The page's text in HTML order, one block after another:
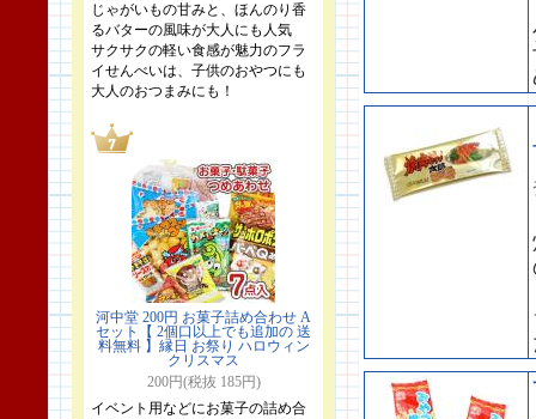
じゃがいもの甘みと、ほんのり香
るバターの風味が大人にも人気
サクサクの軽い食感が魅力のフラ
イせんべいは、子供のおやつにも
大人のおつまみにも！
河中堂 200円 お菓子詰め合わせ A
セット【 2個口以上でも追加の 送
料無料 】縁日 お祭り ハロウィン
クリスマス
200円(税抜 185円)
イベント用などにお菓子の詰め合